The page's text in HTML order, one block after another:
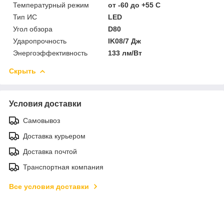
Температурный режим
от -60 до +55 C
Тип ИС
LED
Угол обзора
D80
Ударопрочность
IK08/7 Дж
Энергоэффективность
133 лм/Вт
Скрыть
Условия доставки
Самовывоз
Доставка курьером
Доставка почтой
Транспортная компания
Все условия доставки